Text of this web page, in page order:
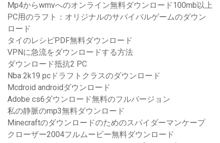
Mp4からwmvへのオンライン無料ダウンロード100mb以上
PC用のラフト：オリジナルのサバイバルゲームのダウン
ロード
タイのレシピPDF無料ダウンロード
VPNに急流をダウンロードする方法
ダウンロード抵抗2 PC
Nba 2k19 pcドラフトクラスのダウンロード
Mcdroid androidダウンロード
Adobe cs6ダウンロード無料のフルバージョン
私の静脈のmp3無料ダウンロード
Minecraftのダウンロードのためのスパイダーマンケープ
クローザー2004フルムービー無料ダウンロード